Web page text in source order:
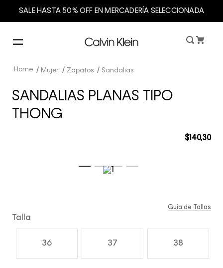
SALE HASTA 50% OFF EN MERCADERÍA SELECCIONADA
Mujer Zapatos Sandalias
SANDALIAS PLANAS TIPO
THONG
$140,30
Talla
36 37 38
Guía de Tallas